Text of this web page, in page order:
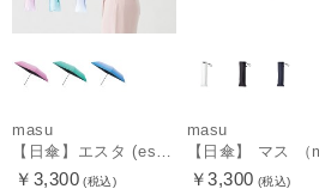
masu
【日傘】エスタ (estaa) ｍａｓｕ グラデーション 折りたたみ傘 晴雨兼用 一級遮光 UV
￥3,300 (税込)
masu
￥3,300 (税込)